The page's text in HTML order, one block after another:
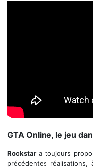
GTA Online, le jeu
Rockstar a toujours
précédentes réalisations,